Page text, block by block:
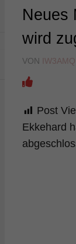
Neues
wird
VON IW3AMQ
Post
Ekkehard